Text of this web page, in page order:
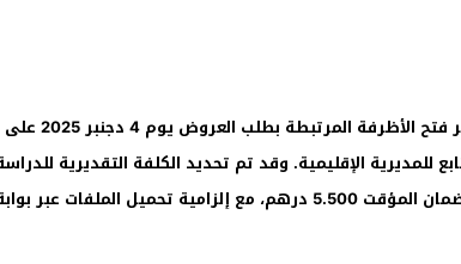
تحميل الملفات عبر بوابة الصفقات العمومية.